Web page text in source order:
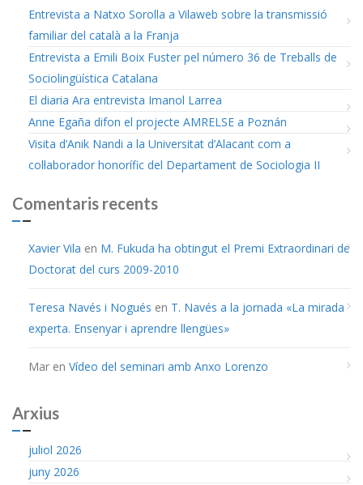
Entrevista a Natxo Sorolla a Vilaweb sobre la transmissió
familiar del català a la Franja
Entrevista a Emili Boix Fuster pel número 36 de Treballs de
Sociolingüística Catalana
El diaria Ara entrevista Imanol Larrea
Anne Egaña difon el projecte AMRELSE a Poznán
Visita d’Anik Nandi a la Universitat d’Alacant com a
col·laborador honorífic del Departament de Sociologia II
Comentaris recents
Xavier Vila en M. Fukuda ha obtingut el Premi Extraordinari de
Doctorat del curs 2009-2010
Teresa Navés i Nogués en T. Navés a la jornada «La mirada
experta. Ensenyar i aprendre llengües»
Mar en Vídeo del seminari amb Anxo Lorenzo
Arxius
juliol 2026
juny 2026